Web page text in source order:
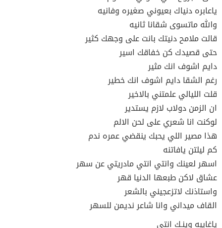
ياعابره دنياك بعيوني صغيره وفانيه
والله ماتسوى شقانا ثانيه
قالت ملامح دنيتك بانت على وجهك كثير
حتى قصيدك كن خفاقك اسير
دايم اشوف انك مثير
رغم الشقا دايم اشوف انك خطير
قلت الليالي علمتني بالاخير
ان الزمن دولاب لازم يستدير
لوكنت انا شعري على لحن الالم
هذا مصير اللي يحبك ينقضي عمره ندم
كم ليلتن يافاتنه
اسهر لعينك وانتي انتي مادريتي عن سهر
عشاق لاكن طبعها الدنيا قهر
واستاذنك لاتزعجيني بالشعر
القاف ميداني وانا شاعر نديمن للسهر
ياغايبه وينـك انتي